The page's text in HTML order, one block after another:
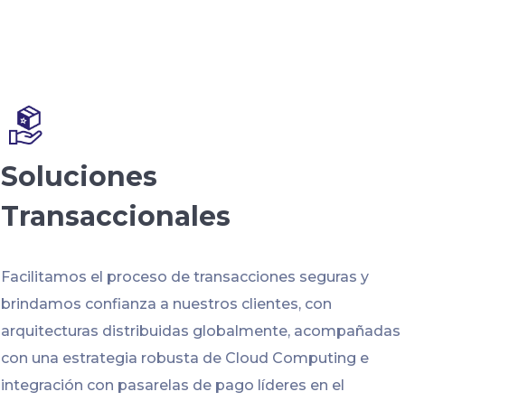
Soluciones
Transaccionales
Facilitamos el proceso de transacciones seguras y
brindamos confianza a nuestros clientes, con
arquitecturas distribuidas globalmente, acompañadas
con una estrategia robusta de Cloud Computing e
integración con pasarelas de pago líderes en el